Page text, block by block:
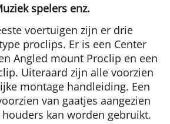
spelers enz.
voertuigen zijn er drie
proclips. Er is een Center
Angled mount Proclip en een
Uiteraard zijn alle voorzien
montage handleiding. Een
van gaatjes aangezien
kan worden gebruikt.